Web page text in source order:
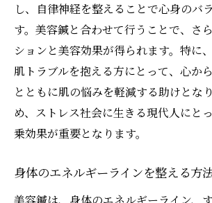
し、自律神経を整えることで心身のバ
す。美容鍼と合わせて行うことで、さ
ションと美容効果が得られます。特に
肌トラブルを抱える方にとって、心か
とともに肌の悩みを軽減する助けとな
め、ストレス社会に生きる現代人にと
乗効果が重要となります。
身体のエネルギーラインを整える方